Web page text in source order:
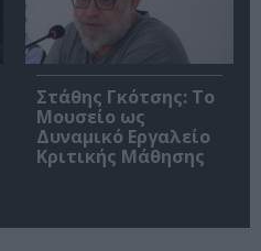
Στάθης Γκότσης: Το
Μουσείο ως
Δυναμικό Εργαλείο
Κριτικής Μάθησης